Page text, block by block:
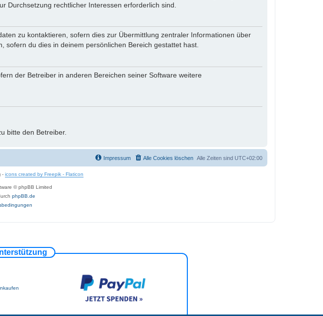
Durchsetzung rechtlicher Interessen erforderlich sind.
zu kontaktieren, sofern dies zur Übermittlung zentraler Informationen über
du dies in deinem persönlichen Bereich gestattet hast.
der Betreiber in anderen Bereichen seiner Software weitere
bitte den Betreiber.
Alle Zeiten sind UTC+02:00
Alle Cookies löschen
Impressum
- icons created by Freepik - Flaticon
© phpBB Limited
phpBB.de